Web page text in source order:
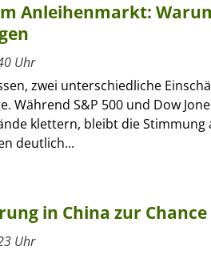
Anleihenmarkt:
Uhr
zwei unterschiedliche
Während S&P 500 und Dow
klettern, bleibt die Stimmung
deutlich...
in China zur
Uhr